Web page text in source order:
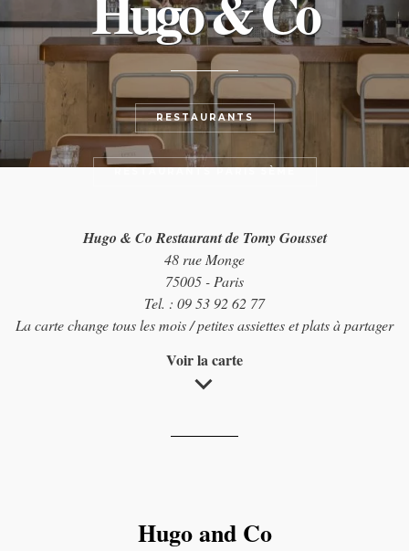
RESTAURANTS
Hugo & Co Restaurant de Tomy Gousset
48 rue Monge
75005 - Paris
Tel. : 09 53 92 62 77
La carte change tous les mois / petites assiettes et plats à partager
Voir la carte
Hugo and Co